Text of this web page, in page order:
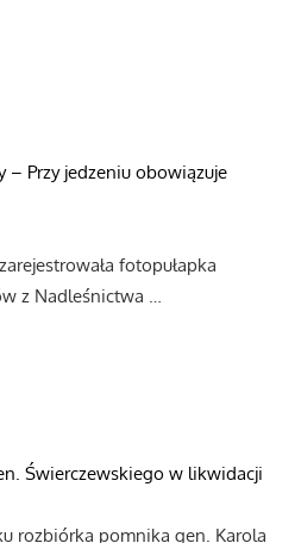
– Przy jedzeniu obowiązuje
fotopułapka
z Nadleśnictwa …
Świerczewskiego w likwidacji
rozbiórka pomnika gen. Karola